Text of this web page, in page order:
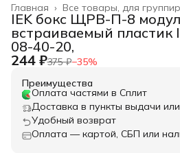
Все товары, для
Главная ›
IEK бокс ЩРВ-П-8
встраиваемый пластик
08-40-20,
244 ₽375 ₽−35%
Преимущества
Оплата частями в Сплит
Доставка в пункты выдачи
Удобный возврат
Оплата — картой, СБП или